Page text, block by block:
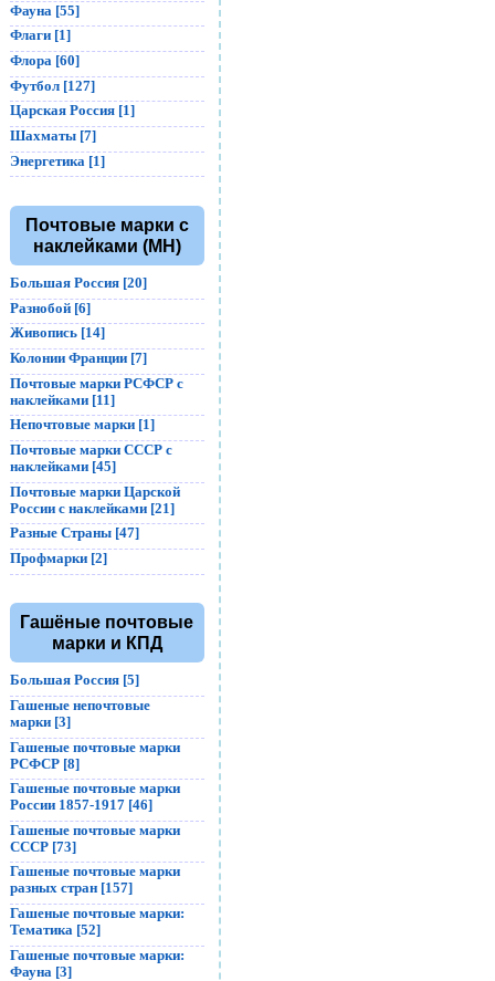
Фауна [55]
Флаги [1]
Флора [60]
Футбол [127]
Царская Россия [1]
Шахматы [7]
Энергетика [1]
Почтовые марки с
наклейками (MH)
Большая Россия [20]
Разнобой [6]
Живопись [14]
Колонии Франции [7]
Почтовые марки РСФСР с
наклейками [11]
Непочтовые марки [1]
Почтовые марки СССР с
наклейками [45]
Почтовые марки Царской
России с наклейками [21]
Разные Страны [47]
Профмарки [2]
Гашёные почтовые
марки и КПД
Большая Россия [5]
Гашеные непочтовые
марки [3]
Гашеные почтовые марки
РСФСР [8]
Гашеные почтовые марки
России 1857-1917 [46]
Гашеные почтовые марки
СССР [73]
Гашеные почтовые марки
разных стран [157]
Гашеные почтовые марки:
Тематика [52]
Гашеные почтовые марки:
Фауна [3]